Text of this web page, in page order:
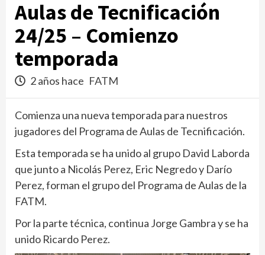
Aulas de Tecnificación
24/25 – Comienzo
temporada
2 años hace FATM
Comienza una nueva temporada para nuestros
jugadores del Programa de Aulas de Tecnificación.
Esta temporada se ha unido al grupo David Laborda
que junto a Nicolás Perez, Eric Negredo y Darío
Perez, forman el grupo del Programa de Aulas de la
FATM.
Por la parte técnica, continua Jorge Gambra y se ha
unido Ricardo Perez.